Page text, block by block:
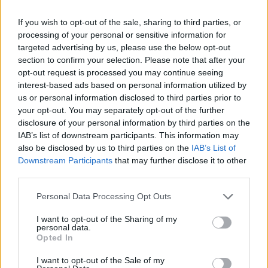
If you wish to opt-out of the sale, sharing to third parties, or
processing of your personal or sensitive information for
targeted advertising by us, please use the below opt-out
section to confirm your selection. Please note that after your
opt-out request is processed you may continue seeing
interest-based ads based on personal information utilized by
us or personal information disclosed to third parties prior to
your opt-out. You may separately opt-out of the further
disclosure of your personal information by third parties on the
IAB’s list of downstream participants. This information may
also be disclosed by us to third parties on the IAB’s List of
Downstream Participants that may further disclose it to other
Personal Data Processing Opt Outs
I want to opt-out of the Sharing of my
personal data.
Opted In
I want to opt-out of the Sale of my
billetter til årets grisefest under Farsø Festen.
Det tog nemlig sølle 16 minutter, fra billetsalget
åbnede i Farsø Rådhuscenter, til man måtte melde
udsolgt. Det er fire minutter mindre, end det tog i
fjor og alle tiders rekord.
300 billetter er afsat på forhånd til VIP-sponsorer,
men derudover er der i år 420 billetter til salg, og
det er faktisk flere end sidste år.
- Det går altid stærkt, men det er ret vildt. Kvinden,
der stod forrest i køen efter en enkelt billet, havde
stået i kø i over fire timer for at være helt sikker,
Vis mere
Del artikel
Kategorier